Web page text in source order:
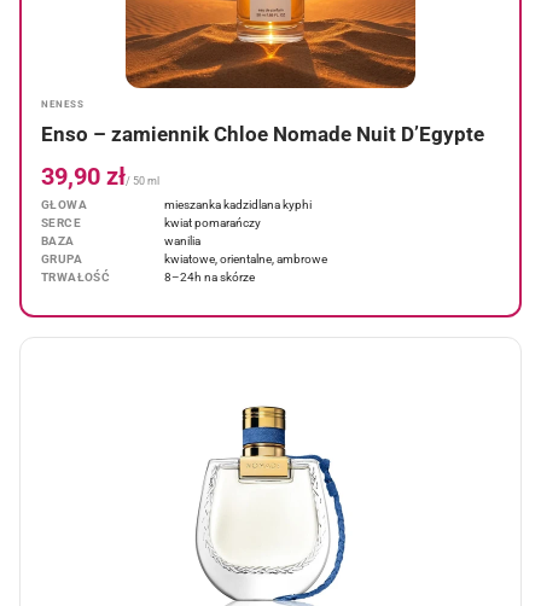
NENESS
Enso – zamiennik Chloe Nomade Nuit D’Egypte
39,90 zł/ 50 ml
GŁOWA
mieszanka kadzidlana kyphi
SERCE
kwiat pomarańczy
BAZA
wanilia
GRUPA
kwiatowe, orientalne, ambrowe
TRWAŁOŚĆ
8–24h na skórze